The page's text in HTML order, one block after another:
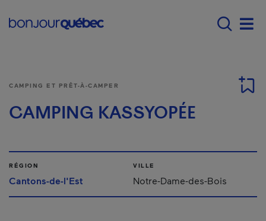
Main navigation -
CAMPING ET PRÊT-À-CAMPER
CAMPING KASSYOPÉE
RÉGION
Cantons-de-l'Est
VILLE
Notre-Dame-des-Bois